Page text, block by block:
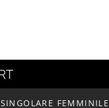
SINGOLARE FEMMINILE